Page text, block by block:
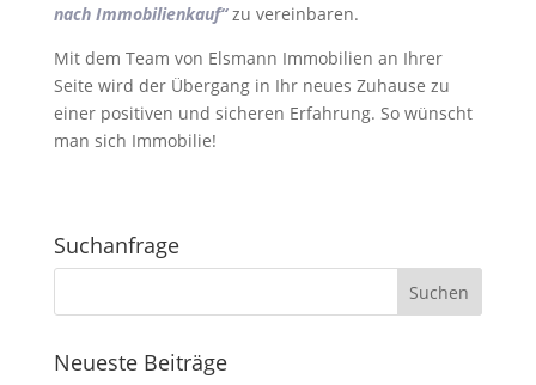
nach Immobilienkauf“zu vereinbaren.
Mit dem Team von Elsmann Immobilien an Ihrer
Seite wird der Übergang in Ihr neues Zuhause zu
einer positiven und sicheren Erfahrung. So wünscht
man sich Immobilie!
Suchanfrage
Neueste Beiträge